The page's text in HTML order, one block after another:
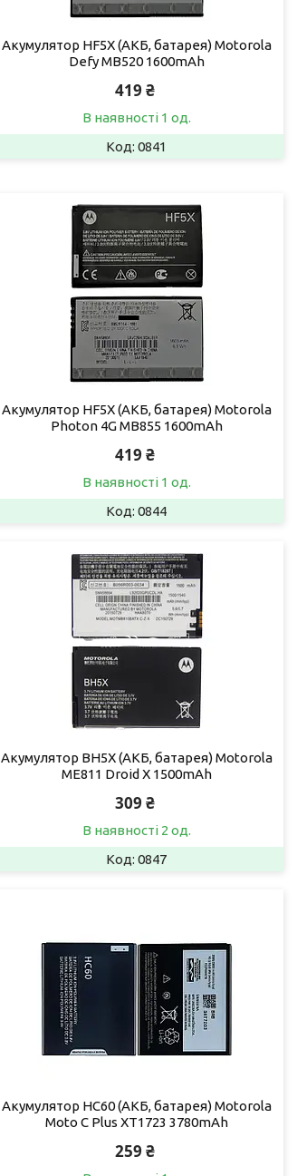
Акумулятор HF5X (АКБ, батарея) Motorola
Defy MB520 1600mAh
419 ₴
В наявності 1 од.
0841
Акумулятор HF5X (АКБ, батарея) Motorola
Photon 4G MB855 1600mAh
419 ₴
В наявності 1 од.
0844
Акумулятор BH5X (АКБ, батарея) Motorola
ME811 Droid X 1500mAh
309 ₴
В наявності 2 од.
0847
Акумулятор HC60 (АКБ, батарея) Motorola
Moto C Plus XT1723 3780mAh
259 ₴